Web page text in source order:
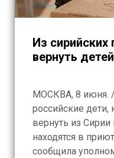
Из
вернуть
МОСКВА, 8 июня.
российские дети,
вернуть из
находятся в
сообщила